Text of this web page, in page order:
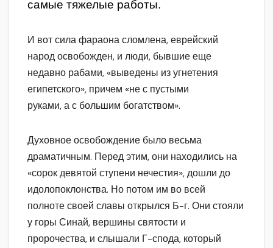
самые тяжелые работы.
И вот сила фараона сломлена, еврейский
народ освобожден, и люди, бывшие еще
недавно рабами, «выведены из угнетения
египетского», причем «не с пустыми
руками, а с большим богатством».
Духовное освобождение было весьма
драматичным. Перед этим, они находились на
«сорок девятой ступени нечестия», дошли до
идолопоклонства. Но потом им во всей
полноте своей славы открылся Б-г. Они стояли
у горы Синай, вершины святости и
пророчества, и слышали Г-спода, который